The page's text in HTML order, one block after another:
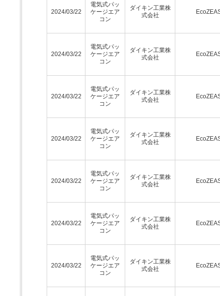
2024/03/22
電気式パッ
ケージエア
コン
ダイキン工業株
式会社
2024/03/22
電気式パッ
ケージエア
コン
ダイキン工業株
式会社
2024/03/22
電気式パッ
ケージエア
コン
ダイキン工業株
式会社
2024/03/22
電気式パッ
ケージエア
コン
ダイキン工業株
式会社
2024/03/22
電気式パッ
ケージエア
コン
ダイキン工業株
式会社
2024/03/22
電気式パッ
ケージエア
コン
ダイキン工業株
式会社
2024/03/22
電気式パッ
ケージエア
コン
ダイキン工業株
式会社